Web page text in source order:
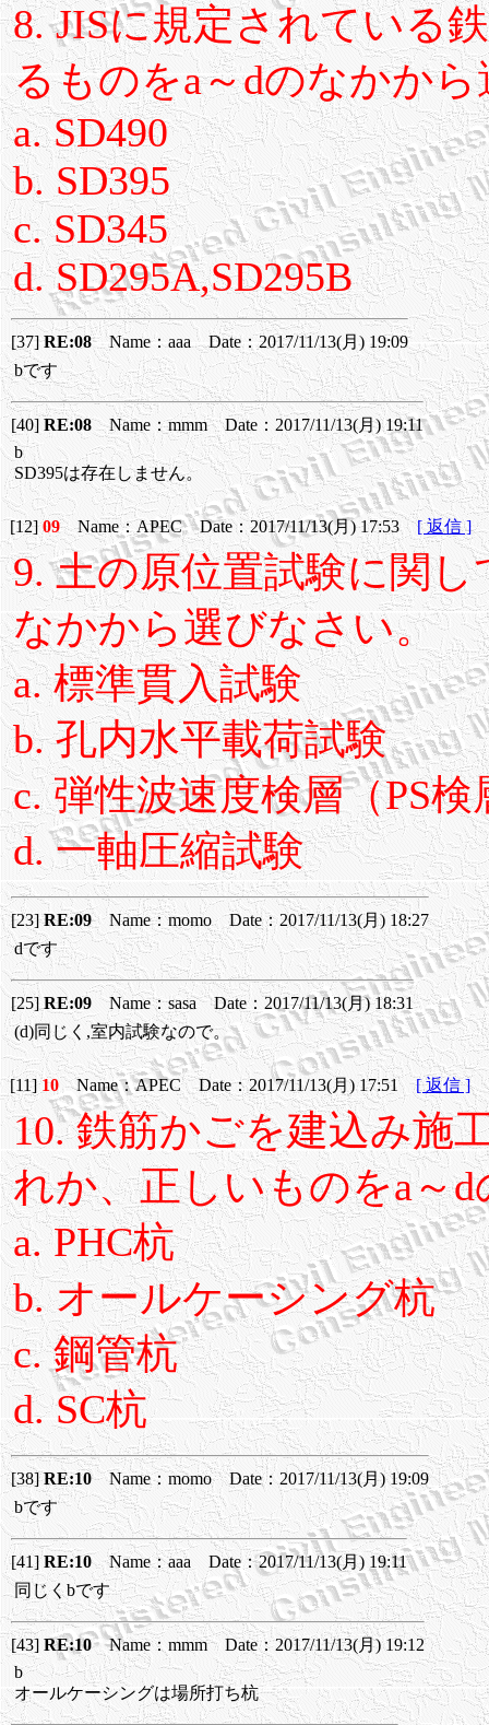
8. JISに規定されている
るものをa～dのなかか
a. SD490
b. SD395
c. SD345
d. SD295A,SD295B
[37]RE:08Name：aaa Date：2017/11/13(月) 19:09
bです
[40] RE:08Name：mmm Date：2017/11/13(月) 19:11
b
SD395は存在しません。
[12]09Name：APEC Date：2017/11/13(月) 17:53[ 返信 ]
9. 土の原位置試験に関
なかから選びなさい。
a. 標準貫入試験
b. 孔内水平載荷試験
c. 弾性波速度検層（PS検
d. 一軸圧縮試験
[23]RE:09Name：momo Date：2017/11/13(月) 18:27
dです
[25] RE:09 Name：sasa Date：2017/11/13(月) 18:31
(d)同じく,室内試験なので。
[11]10 Name：APEC Date：2017/11/13(月) 17:51[ 返信 ]
10. 鉄筋かごを建込み施
れか、正しいものをa～
a. PHC杭
b. オールケーシング杭
c. 鋼管杭
d. SC杭
[38]RE:10Name：momo Date：2017/11/13(月) 19:09
bです
[41]RE:10Name：aaa Date：2017/11/13(月) 19:11
同じくbです
[43] RE:10Name：mmm Date：2017/11/13(月) 19:12
b
オールケーシングは場所打ち杭